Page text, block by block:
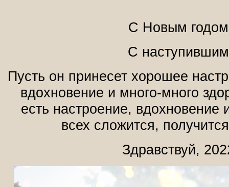
С Новым
С
Пусть он принесет хорошее
вдохновение и много-много
есть настроение, вдохновение
всех сложится,
Здравствуй,